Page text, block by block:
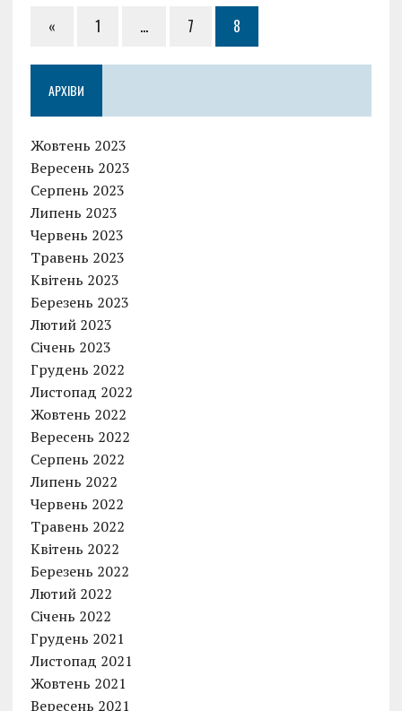
« 1 … 7 8
АРХІВИ
Жовтень 2023
Вересень 2023
Серпень 2023
Липень 2023
Червень 2023
Травень 2023
Квітень 2023
Березень 2023
Лютий 2023
Січень 2023
Грудень 2022
Листопад 2022
Жовтень 2022
Вересень 2022
Серпень 2022
Липень 2022
Червень 2022
Травень 2022
Квітень 2022
Березень 2022
Лютий 2022
Січень 2022
Грудень 2021
Листопад 2021
Жовтень 2021
Вересень 2021